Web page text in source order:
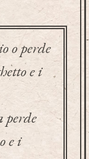
o perde
e i
perde
e i